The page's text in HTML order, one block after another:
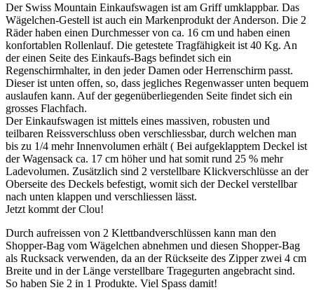
Der Swiss Mountain Einkaufswagen ist am Griff umklappbar. Das
Wägelchen-Gestell ist auch ein Markenprodukt der Anderson. Die 2
Räder haben einen Durchmesser von ca. 16 cm und haben einen
konfortablen Rollenlauf. Die getestete Tragfähigkeit ist 40 Kg. An
der einen Seite des Einkaufs-Bags befindet sich ein
Regenschirmhalter, in den jeder Damen oder Herrenschirm passt.
Dieser ist unten offen, so, dass jegliches Regenwasser unten bequem
auslaufen kann. Auf der gegenüberliegenden Seite findet sich ein
grosses Flachfach.
Der Einkaufswagen ist mittels eines massiven, robusten und
teilbaren Reissverschluss oben verschliessbar, durch welchen man
bis zu 1/4 mehr Innenvolumen erhält ( Bei aufgeklapptem Deckel ist
der Wagensack ca. 17 cm höher und hat somit rund 25 % mehr
Ladevolumen. Zusätzlich sind 2 verstellbare Klickverschlüsse an der
Oberseite des Deckels befestigt, womit sich der Deckel verstellbar
nach unten klappen und verschliessen lässt.
Jetzt kommt der Clou!
Durch aufreissen von 2 Klettbandverschlüssen kann man den
Shopper-Bag vom Wägelchen abnehmen und diesen Shopper-Bag
als Rucksack verwenden, da an der Rückseite des Zipper zwei 4 cm
Breite und in der Länge verstellbare Tragegurten angebracht sind.
So haben Sie 2 in 1 Produkte. Viel Spass damit!